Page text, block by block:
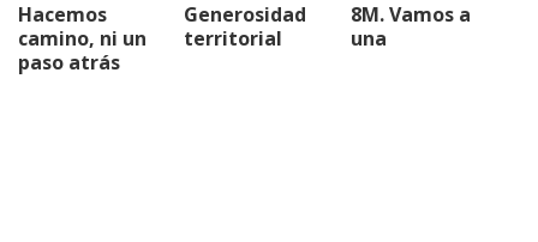
Hacemos
camino, ni un
paso atrás
Generosidad
territorial
8M. Vamos a
una